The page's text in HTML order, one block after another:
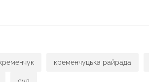
кременчуцька райрада